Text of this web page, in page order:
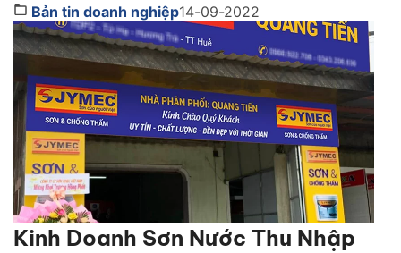
tại nhà với số vốn ít. Hãy cùng theo dõi nhé! 1. Kinh
doanh sơn. Mở đại lý sơn được xem […]
Bản tin doanh nghiệp14-09-2022
Kinh Doanh Sơn Nước Thu Nhập